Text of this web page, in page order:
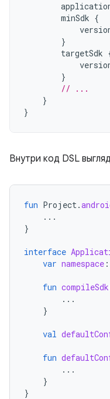
minSdk {
}
targetSdk
}
// ...
}
}
Внутри код DSL
fun Project.
...
}
interface
var namespace :
fun compileSdk
...
}
val
fun
...
}
}